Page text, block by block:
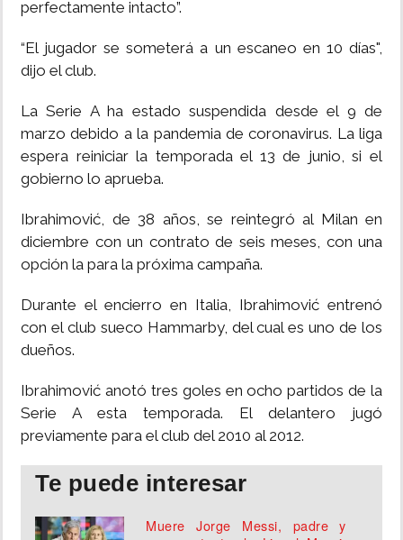
perfectamente intacto”.
“El jugador se someterá a un escaneo en 10 días",
dijo el club.
La Serie A ha estado suspendida desde el 9 de
marzo debido a la pandemia de coronavirus. La liga
espera reiniciar la temporada el 13 de junio, si el
gobierno lo aprueba.
Ibrahimović, de 38 años, se reintegró al Milan en
diciembre con un contrato de seis meses, con una
opción la para la próxima campaña.
Durante el encierro en Italia, Ibrahimović entrenó
con el club sueco Hammarby, del cual es uno de los
dueños.
Ibrahimović anotó tres goles en ocho partidos de la
Serie A esta temporada. El delantero jugó
previamente para el club del 2010 al 2012.
Te puede interesar
Muere Jorge Messi, padre y